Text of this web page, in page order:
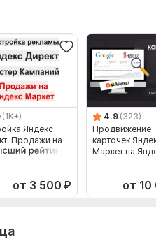
(1K+)
Яндекс
Продажи на
Маркет
от 3 500 ₽
4.9 (323)
Продвижение
карточек
Маркет на
от